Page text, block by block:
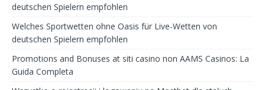
deutschen Spielern empfohlen
Welches Sportwetten ohne Oasis für Live-Wetten von
deutschen Spielern empfohlen
Promotions and Bonuses at siti casino non AAMS Casinos: La
Guida Completa